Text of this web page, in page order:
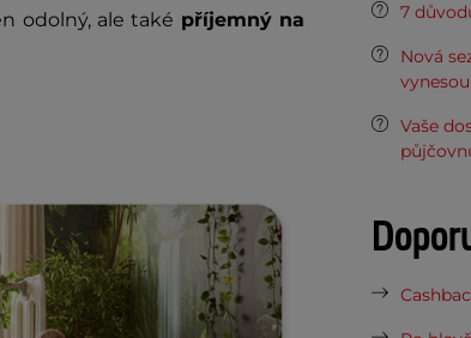
odolný, ale také příjemný na
7
Nová
Vaše